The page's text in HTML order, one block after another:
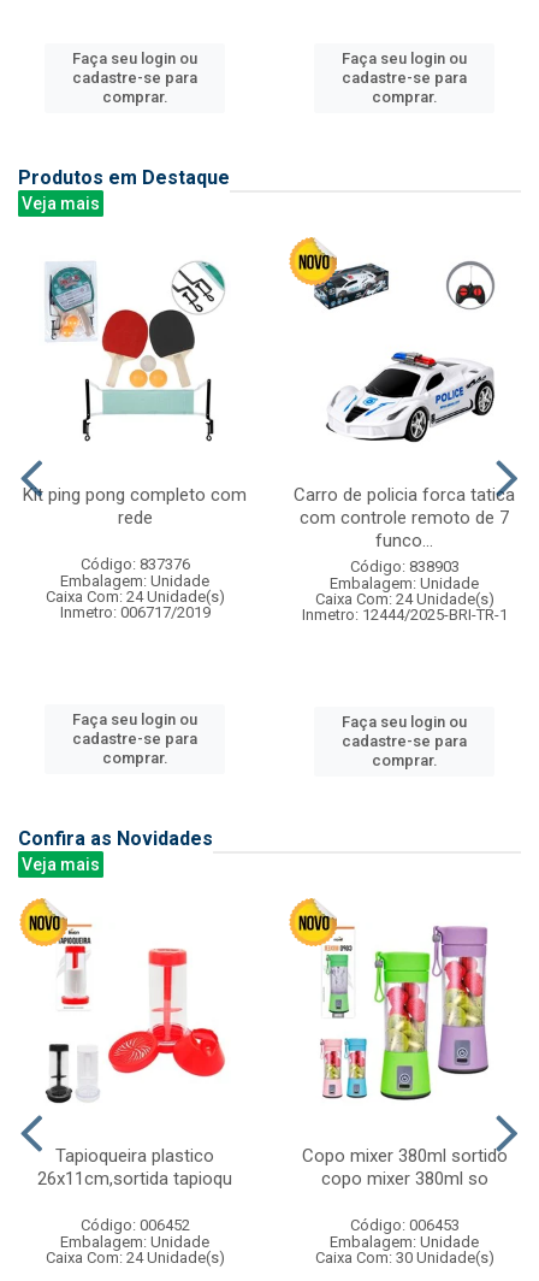
Faça seu login ou
cadastre-se para
comprar.
Faça seu login ou
cadastre-se para
comprar.
Produtos em Destaque
Veja mais
Kit ping pong completo com
rede
Código: 837376
Embalagem: Unidade
Caixa Com: 24 Unidade(s)
Inmetro: 006717/2019
Faça seu login ou
cadastre-se para
comprar.
Carro de policia forca tatica
com controle remoto de 7
funco...
Código: 838903
Embalagem: Unidade
Caixa Com: 24 Unidade(s)
Inmetro: 12444/2025-BRI-TR-1
Faça seu login ou
cadastre-se para
comprar.
Confira as Novidades
Veja mais
Tapioqueira plastico
26x11cm,sortida tapioqu
Código: 006452
Embalagem: Unidade
Caixa Com: 24 Unidade(s)
Copo mixer 380ml sortido
copo mixer 380ml so
Código: 006453
Embalagem: Unidade
Caixa Com: 30 Unidade(s)